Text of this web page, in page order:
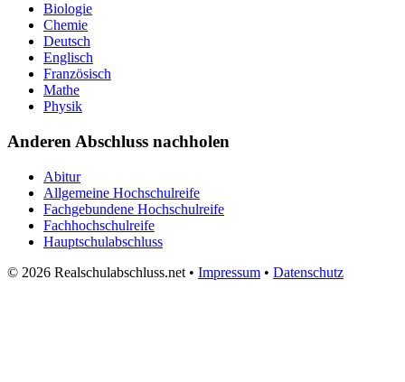
Biologie
Chemie
Deutsch
Englisch
Französisch
Mathe
Physik
Anderen Abschluss nachholen
Abitur
Allgemeine Hochschulreife
Fachgebundene Hochschulreife
Fachhochschulreife
Hauptschulabschluss
© 2026 Realschulabschluss.net • Impressum • Datenschutz